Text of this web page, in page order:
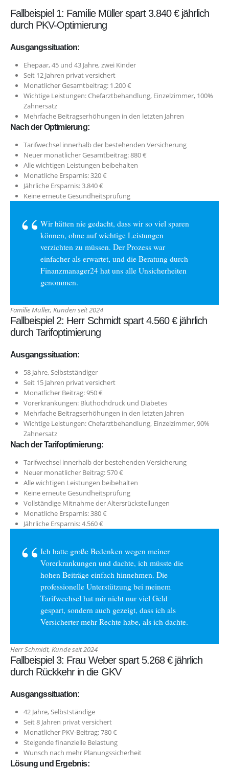
Fallbeispiel 1: Familie Müller spart 3.840 € jährlich
durch PKV-Optimierung
Ausgangssituation:
Ehepaar, 45 und 43 Jahre, zwei Kinder
Seit 12 Jahren privat versichert
Monatlicher Gesamtbeitrag: 1.200 €
Wichtige Leistungen: Chefarztbehandlung, Einzelzimmer, 100%
Zahnersatz
Mehrfache Beitragserhöhungen in den letzten Jahren
Nach der Optimierung:
Tarifwechsel innerhalb der bestehenden Versicherung
Neuer monatlicher Gesamtbeitrag: 880 €
Alle wichtigen Leistungen beibehalten
Monatliche Ersparnis: 320 €
Jährliche Ersparnis: 3.840 €
Keine erneute Gesundheitsprüfung
Wir hätten nie gedacht, dass wir so viel sparen
können, ohne auf wichtige Leistungen
verzichten zu müssen. Der Prozess war
einfacher als erwartet, und die Beratung durch
Finanzmanager24 hat uns alle Unsicherheiten
genommen.
Familie Müller, Kunden seit 2024
Fallbeispiel 2: Herr Schmidt spart 4.560 € jährlich
durch Tarifoptimierung
Ausgangssituation:
58 Jahre, Selbstständiger
Seit 15 Jahren privat versichert
Monatlicher Beitrag: 950 €
Vorerkrankungen: Bluthochdruck und Diabetes
Mehrfache Beitragserhöhungen in den letzten Jahren
Wichtige Leistungen: Chefarztbehandlung, Einzelzimmer, 90%
Zahnersatz
Nach der Tarifoptimierung:
Tarifwechsel innerhalb der bestehenden Versicherung
Neuer monatlicher Beitrag: 570 €
Alle wichtigen Leistungen beibehalten
Keine erneute Gesundheitsprüfung
Vollständige Mitnahme der Altersrückstellungen
Monatliche Ersparnis: 380 €
Jährliche Ersparnis: 4.560 €
Ich hatte große Bedenken wegen meiner
Vorerkrankungen und dachte, ich müsste die
hohen Beiträge einfach hinnehmen. Die
professionelle Unterstützung bei meinem
Tarifwechsel hat mir nicht nur viel Geld
gespart, sondern auch gezeigt, dass ich als
Versicherter mehr Rechte habe, als ich dachte.
Herr Schmidt, Kunde seit 2024
Fallbeispiel 3: Frau Weber spart 5.268 € jährlich
durch Rückkehr in die GKV
Ausgangssituation:
42 Jahre, Selbstständige
Seit 8 Jahren privat versichert
Monatlicher PKV-Beitrag: 780 €
Steigende finanzielle Belastung
Wunsch nach mehr Planungssicherheit
Lösung und Ergebnis: